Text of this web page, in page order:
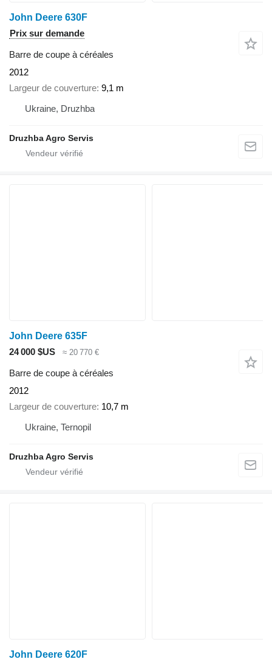
John Deere 630F
Prix sur demande
Barre de coupe à céréales
2012
Largeur de couverture 9,1 m
Ukraine, Druzhba
Druzhba Agro Servis
John Deere 635F
24 000 $US
≈ 20 770 €
Barre de coupe à céréales
2012
Largeur de couverture 10,7 m
Ukraine, Ternopil
Druzhba Agro Servis
John Deere 620F